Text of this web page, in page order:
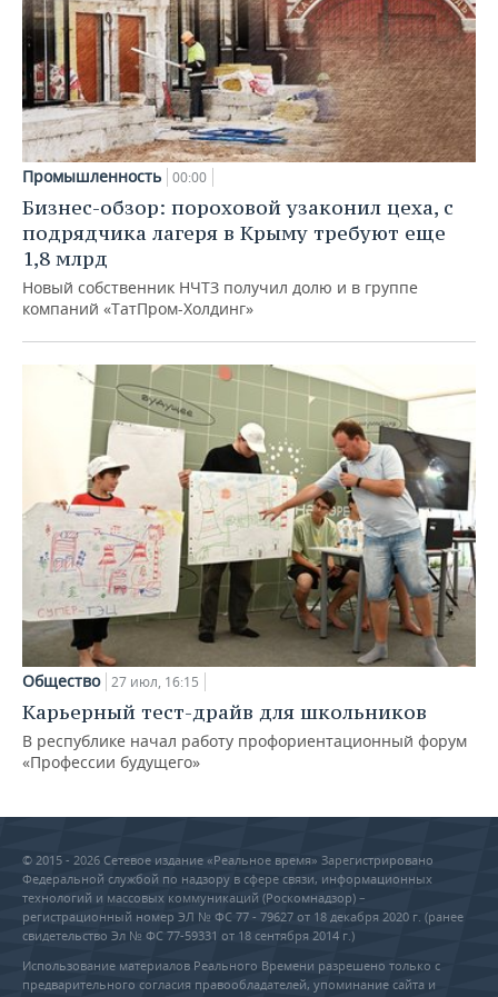
Промышленность 00:00
Бизнес-обзор: пороховой узаконил цеха, с
подрядчика лагеря в Крыму требуют еще
1,8 млрд
Новый собственник НЧТЗ получил долю и в группе
компаний «ТатПром-Холдинг»
Общество 27 июл, 16:15
Карьерный тест-драйв для школьников
В республике начал работу профориентационный форум
«Профессии будущего»
© 2015 - 2026 Сетевое издание «Реальное время» Зарегистрировано
Федеральной службой по надзору в сфере связи, информационных
технологий и массовых коммуникаций (Роскомнадзор) –
регистрационный номер ЭЛ № ФС 77 - 79627 от 18 декабря 2020 г. (ранее
свидетельство Эл № ФС 77-59331 от 18 сентября 2014 г.)
Использование материалов Реального Времени разрешено только с
предварительного согласия правообладателей, упоминание сайта и